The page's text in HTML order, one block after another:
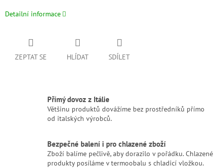
Detailní informace
ZEPTAT SE HLÍDAT SDÍLET
Přímý dovoz z Itálie
Většinu produktů dovážíme bez prostředníků přímo
od italských výrobců.
Bezpečné balení i pro chlazené zboží
Zboží balíme pečlivě, aby dorazilo v pořádku. Chlazené
produkty posíláme v termoobalu s chladicí vložkou.